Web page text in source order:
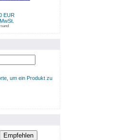
EUR
um ein Produkt zu
Empfehlen